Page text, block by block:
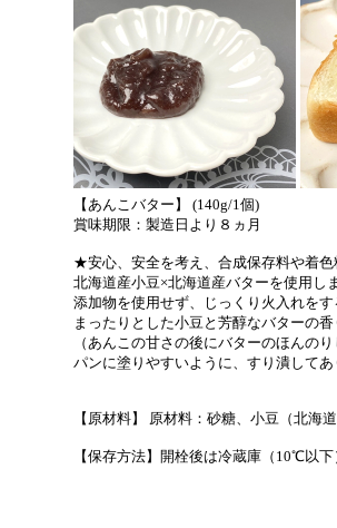
【あんこバター】 (140g/1個)
賞味期限：製造日より８ヵ月
★安心、安全を考え、合成保存料や着
北海道産小豆×北海道産バターを使用し
添加物を使用せず、じっくり火入れを
まったりとした小豆と芳醇なバターの
（あんこの甘さの後にバターのほんの
パンに塗りやすいように、すり潰して
【原材料】 原材料：砂糖、小豆（北海
【保存方法】開栓後は冷蔵庫（10℃以